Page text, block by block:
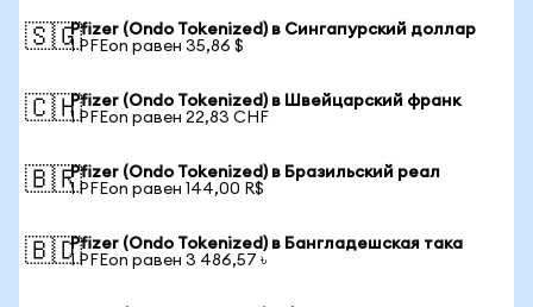
🇸🇬Pfizer (Ondo Tokenized) в Сингапурский доллар
1 PFEon равен 35,86 $
🇨🇭Pfizer (Ondo Tokenized) в Швейцарский франк
1 PFEon равен 22,83 CHF
🇧🇷Pfizer (Ondo Tokenized) в Бразильский реал
1 PFEon равен 144,00 R$
🇧🇩Pfizer (Ondo Tokenized) в Бангладешская така
1 PFEon равен 3 486,57 ৳